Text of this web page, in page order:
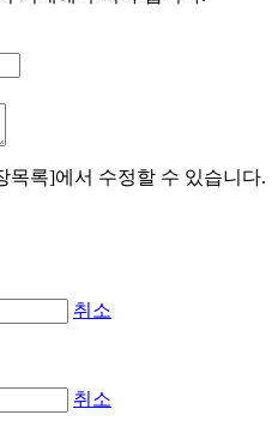
목록]에서 수정할 수 있습니다.
취소
취소